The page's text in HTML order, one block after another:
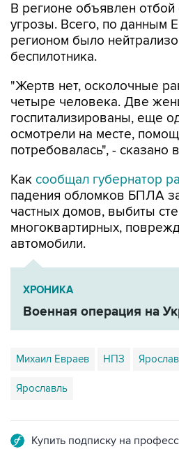
В регионе объявлен отбой
угрозы. Всего, по данным
регионом было
беспилотника.
"Жертв нет, осколочные
четыре человека. Две
госпитализированы, еще
осмотрели на месте,
потребовалась", - сказано
Как сообщал губернатор
падения обломков БПЛА
частных домов, выбиты
многоквартирных,
автомобили.
ХРОНИКА
Военная операция на
Михаил Евраев НПЗ
Ярославль
Купить подписку на